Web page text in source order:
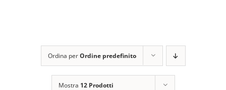
Ordina perOrdine predefinito
Mostra 12 Prodotti